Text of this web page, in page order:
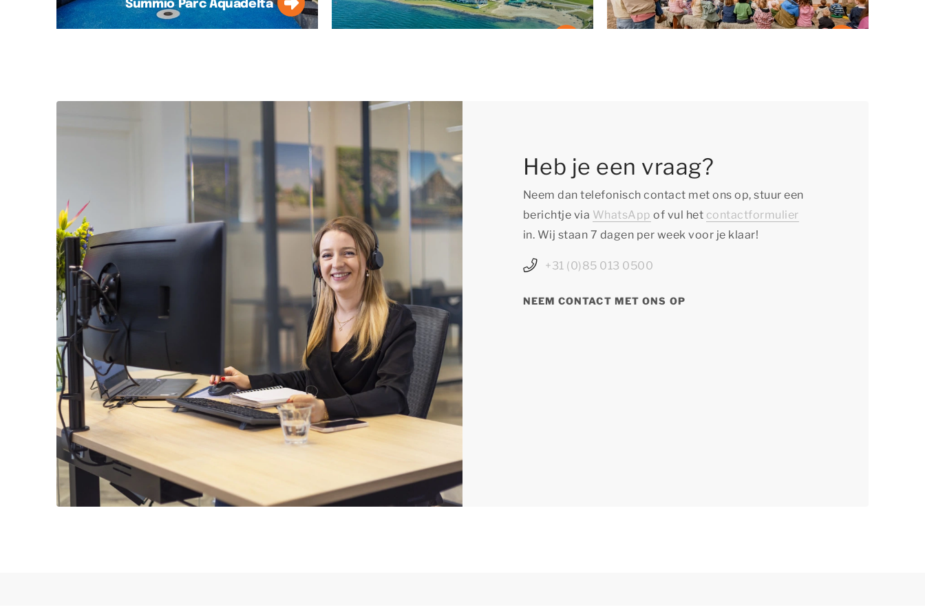
Heb je een vraag?
Neem dan telefonisch contact met ons op, stuur een
berichtje via WhatsApp of vul het contactformulier
in. Wij staan 7 dagen per week voor je klaar!
+31 (0)85 013 0500
NEEM CONTACT MET ONS OP